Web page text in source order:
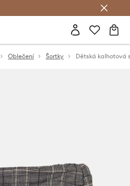
Oblečení Šortky